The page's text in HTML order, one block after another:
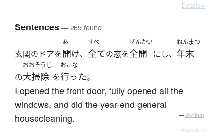
Details ▸
Sentences— 269 found
玄関のドアを
あ
開け、
すべ
全ての窓を
ぜんかい
全開 にし、
ねんまつ
年末
の
おおそうじ
大掃除 を
おこな
行った。
I opened the front door, fully opened all the
windows, and did the year-end general
housecleaning.
— Jreibun